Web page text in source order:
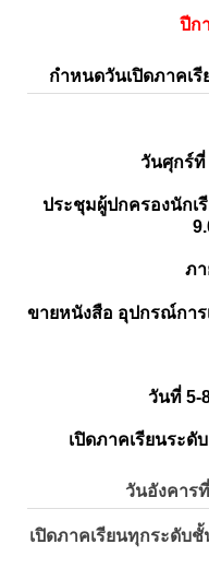
ปีก
กำหนดวันเปิดภาคเ
วันศุกร์ที่
ประชุมผู้ปกครองนักเ
ภ
ขายหนังสือ อุปกรณ์การ
วันที่ 5-
เปิดภาคเรียนระดั
วันอังคาร
เปิดภาคเรียนทุกระดับ